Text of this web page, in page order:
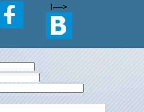
!---->